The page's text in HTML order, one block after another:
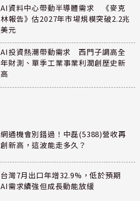
AI資料中心帶動半導體需求 《麥克
林報告》估2027年市場規模突破2.2兆
美元
AI投資熱潮帶動需求 西門子調高全
年財測、單季工業事業利潤創歷史新
高
網通機會別錯過！中磊(5388)營收再
創新高，這波能走多久？
台灣7月出口年增32.9%，低於預期
AI需求續強但成長動能放緩